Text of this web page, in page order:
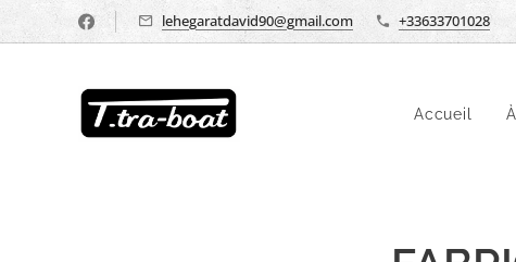
lehegaratdavid90@gmail.com +33633701028
Accueil